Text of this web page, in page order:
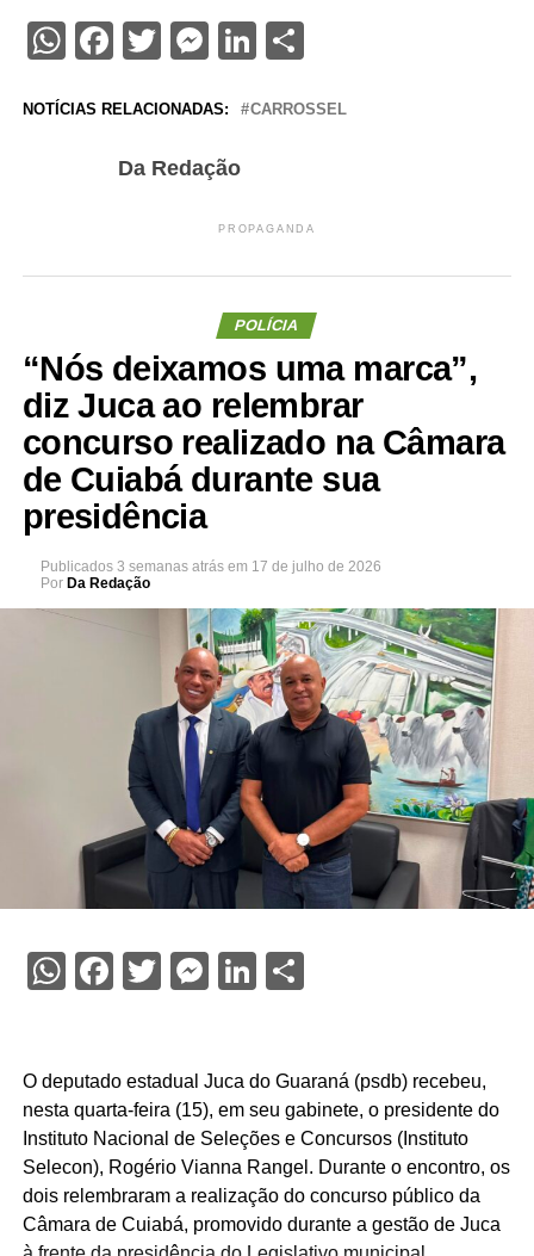
WhatsApp
Facebook
Twitter
Messenger
LinkedIn
Share
NOTÍCIAS RELACIONADAS: CARROSSEL
Da Redação
PROPAGANDA
POLÍCIA
“Nós deixamos uma marca”,
diz Juca ao relembrar
concurso realizado na Câmara
de Cuiabá durante sua
presidência
Publicados 3 semanas atrás em 17 de julho de 2026
Por Da Redação
WhatsApp
Facebook
Twitter
Messenger
LinkedIn
Share
O deputado estadual Juca do Guaraná (psdb) recebeu,
nesta quarta-feira (15), em seu gabinete, o presidente do
Instituto Nacional de Seleções e Concursos (Instituto
Selecon), Rogério Vianna Rangel. Durante o encontro, os
dois relembraram a realização do concurso público da
Câmara de Cuiabá, promovido durante a gestão de Juca